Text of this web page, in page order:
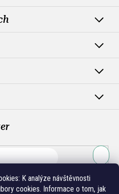
K analýze návštěvnosti
cookies. Informace o tom, jak